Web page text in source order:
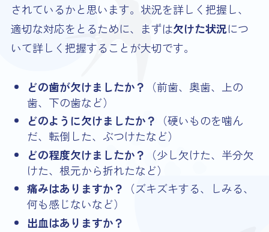
されているかと思います。状況を詳しく把握し、
適切な対応をとるために、まずは欠けた状況につ
いて詳しく把握することが大切です。
どの歯が欠けましたか？
（前歯、奥歯、上の
歯、下の歯など）
どのように欠けましたか？
（硬いものを噛ん
だ、転倒した、ぶつけたなど）
どの程度欠けましたか？
（少し欠けた、半分欠
けた、根元から折れたなど）
痛みはありますか？
（ズキズキする、しみる、
何も感じないなど）
出血はありますか？